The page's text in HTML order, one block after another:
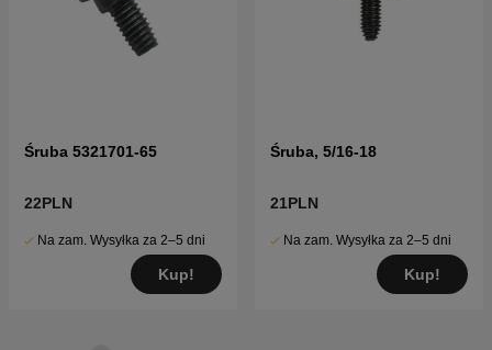
Śruba 5321701-65
22PLN
Na zam. Wysyłka za 2–5 dni
Kup!
Śruba, 5/16-18
21PLN
Na zam. Wysyłka za 2–5 dni
Kup!